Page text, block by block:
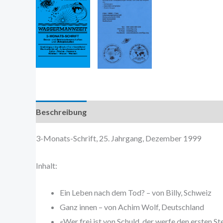
Beschreibung
3-Monats-Schrift, 25. Jahrgang, Dezember 1999
Inhalt:
Ein Leben nach dem Tod? – von Billy, Schweiz
Ganz innen – von Achim Wolf, Deutschland